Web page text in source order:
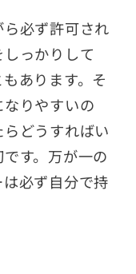
必ず許可され
っかりして
あります。そ
りやすいの
どうすればい
す。万が一の
必ず自分で持